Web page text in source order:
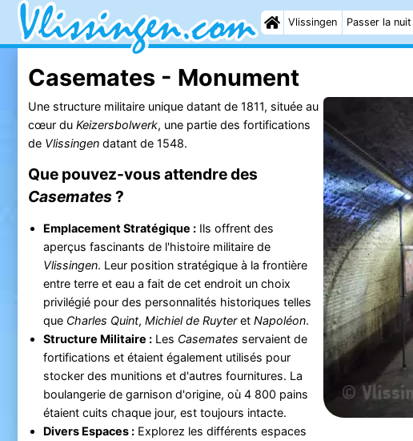
Vlissingen Passer la nuit
Casemates - Monument
Une structure militaire unique datant de 1811, située au
cœur du Keizersbolwerk, une partie des fortifications
de Vlissingendatant de 1548.
Que pouvez-vous attendre des
Casemates?
Emplacement Stratégique :Ils offrent des
aperçus fascinants de l'histoire militaire de
Vlissingen. Leur position stratégique à la frontière
entre terre et eau a fait de cet endroit un choix
privilégié pour des personnalités historiques telles
que Charles Quint, Michiel de Ruyteret Napoléon.
Structure Militaire :Les Casemates servaient de
fortifications et étaient également utilisés pour
stocker des munitions et d'autres fournitures. La
boulangerie de garnison d'origine, où 4 800 pains
étaient cuits chaque jour, est toujours intacte.
Divers Espaces :Explorez les différents espaces